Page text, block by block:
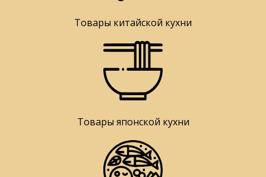
Товары китайской кухни
Товары японской кухни